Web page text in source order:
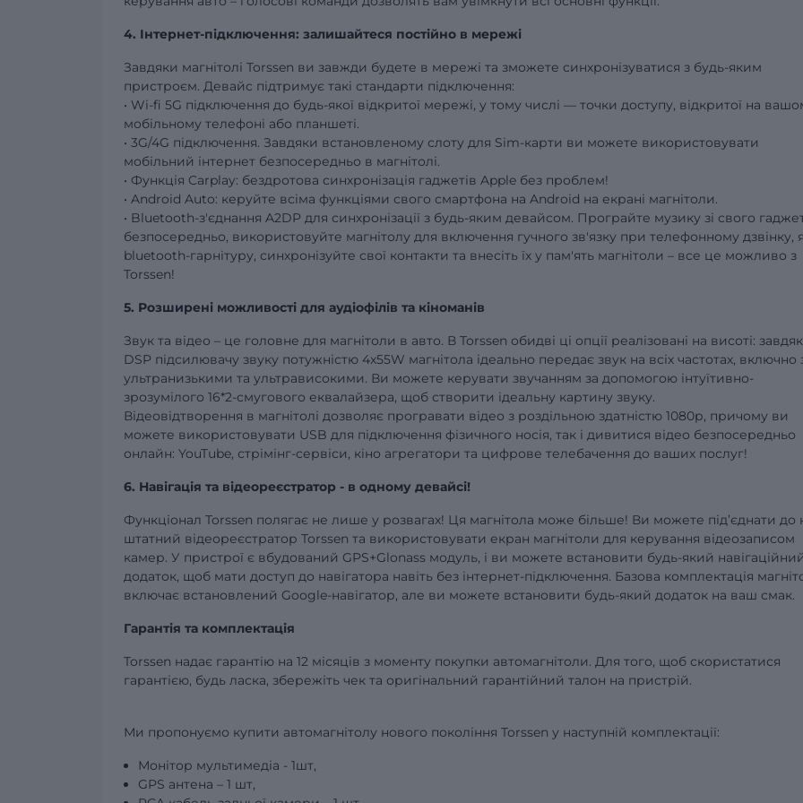
4. Інтернет-підключення: залишайтеся постійно в мережі
Завдяки магнітолі Torssen ви завжди будете в мережі та зможете синхронізуватися з будь-яким
пристроєм. Девайс підтримує такі стандарти підключення:
• Wi-fi 5G підключення до будь-якої відкритої мережі, у тому числі — точки доступу, відкритої на
мобільному телефоні або планшеті.
• 3G/4G підключення. Завдяки встановленому слоту для Sim-карти ви можете використовувати
мобільний інтернет безпосередньо в магнітолі.
• Функція Carplay: бездротова синхронізація гаджетів Apple без проблем!
• Android Auto: керуйте всіма функціями свого смартфона на Android на екрані магнітоли.
• Bluetooth-з'єднання A2DP для синхронізації з будь-яким девайсом. Програйте музику зі свого
безпосередньо, використовуйте магнітолу для включення гучного зв'язку при телефонному дзвінку,
bluetooth-гарнітуру, синхронізуйте свої контакти та внесіть їх у пам'ять магнітоли – все це можливо з
Torssen!
5. Розширені можливості для аудіофілів та кіноманів
Звук та відео – це головне для магнітоли в авто. В Torssen обидві ці опції реалізовані на висоті:
DSP підсилювачу звуку потужністю 4х55W магнітола ідеально передає звук на всіх частотах, включно
ультранизькими та ультрависокими. Ви можете керувати звучанням за допомогою інтуїтивно-
зрозумілого 16*2-смугового еквалайзера, щоб створити ідеальну картину звуку.
Відеовідтворення в магнітолі дозволяє програвати відео з роздільною здатністю 1080р, причому ви
можете використовувати USB для підключення фізичного носія, так і дивитися відео безпосередньо
онлайн: YouTube, стрімінг-сервіси, кіно агрегатори та цифрове телебачення до ваших послуг!
6. Навігація та відеореєстратор - в одному девайсі!
Функціонал Torssen полягає не лише у розвагах! Ця магнітола може більше! Ви можете під’єднати до
штатний відеореєстратор Torssen та використовувати екран магнітоли для керування відеозаписом
камер. У пристрої є вбудований GPS+Glonass модуль, і ви можете встановити будь-який навігаційний
додаток, щоб мати доступ до навігатора навіть без інтернет-підключення. Базова комплектація
включає встановлений Google-навігатор, але ви можете встановити будь-який додаток на ваш смак.
Гарантія та комплектація
Torssen надає гарантію на 12 місяців з моменту покупки автомагнітоли. Для того, щоб скористатися
гарантією, будь ласка, збережіть чек та оригінальний гарантійний талон на пристрій.
Ми пропонуємо купити автомагнітолу нового покоління Torssen у наступній комплектації:
Монітор мультимедіа - 1шт,
GPS антена – 1 шт,